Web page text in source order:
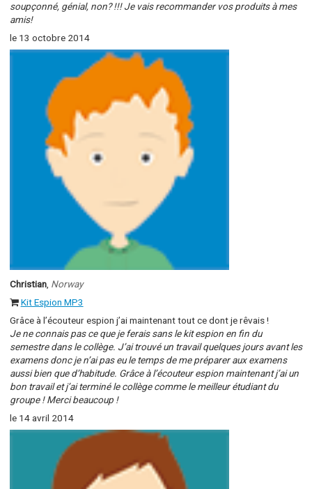
soupçonné, génial, non? !!! Je vais recommander vos produits à mes
amis!
le 13 octobre 2014
Christian, Norway
Kit Espion MP3
Grâce à l’écouteur espion j’ai maintenant tout ce dont je rêvais !
Je ne connais pas ce que je ferais sans le kit espion en fin du
semestre dans le collège. J’ai trouvé un travail quelques jours avant les
examens donc je n’ai pas eu le temps de me préparer aux examens
aussi bien que d’habitude. Grâce à l’écouteur espion maintenant j’ai un
bon travail et j’ai terminé le collège comme le meilleur étudiant du
groupe ! Merci beaucoup !
le 14 avril 2014